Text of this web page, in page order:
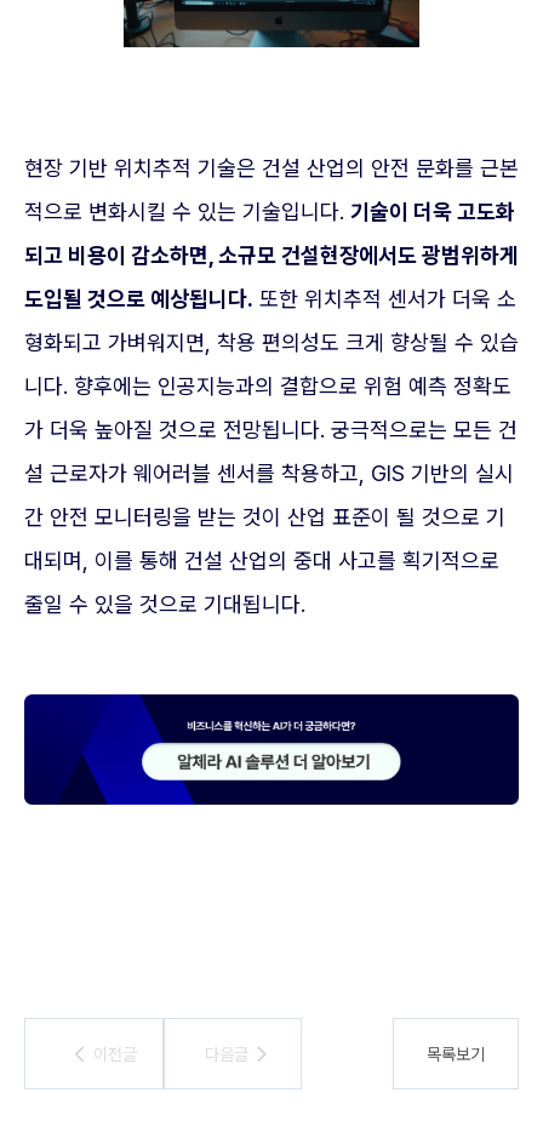
현장 기반 위치추적 기술은 건설 산업의 안전 문화를 근본
적으로 변화시킬 수 있는 기술입니다. 기술이 더욱 고도화
되고 비용이 감소하면, 소규모 건설현장에서도 광범위하게
도입될 것으로 예상됩니다. 또한 위치추적 센서가 더욱 소
형화되고 가벼워지면, 착용 편의성도 크게 향상될 수 있습
니다. 향후에는 인공지능과의 결합으로 위험 예측 정확도
가 더욱 높아질 것으로 전망됩니다. 궁극적으로는 모든 건
설 근로자가 웨어러블 센서를 착용하고, GIS 기반의 실시
간 안전 모니터링을 받는 것이 산업 표준이 될 것으로 기
대되며, 이를 통해 건설 산업의 중대 사고를 획기적으로
줄일 수 있을 것으로 기대됩니다.
이전글
이전글 다음글
다음글 목록보기